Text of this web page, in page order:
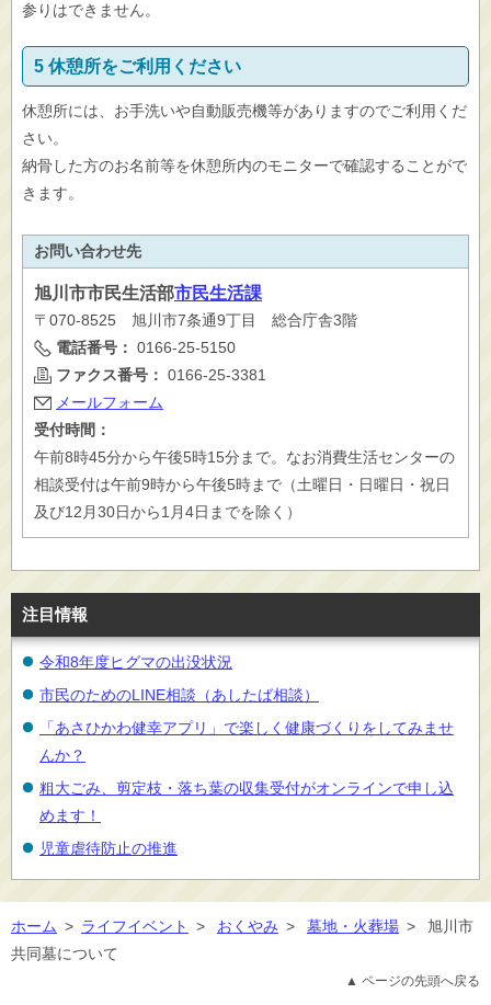
参りはできません。
5 休憩所をご利用ください
休憩所には、お手洗いや自動販売機等がありますのでご利用くだ
さい。
納骨した方のお名前等を休憩所内のモニターで確認することがで
きます。
お問い合わせ先
旭川市市民生活部市民生活課
〒070-8525 旭川市7条通9丁目 総合庁舎3階
電話番号： 0166-25-5150
ファクス番号： 0166-25-3381
メールフォーム
受付時間：
午前8時45分から午後5時15分まで。なお消費生活センターの
相談受付は午前9時から午後5時まで（土曜日・日曜日・祝日
及び12月30日から1月4日までを除く）
注目情報
令和8年度ヒグマの出没状況
市民のためのLINE相談（あしたば相談）
「あさひかわ健幸アプリ」で楽しく健康づくりをしてみませ
んか？
粗大ごみ、剪定枝・落ち葉の収集受付がオンラインで申し込
めます！
児童虐待防止の推進
ホーム > ライフイベント > おくやみ > 墓地・火葬場 >
旭川市
共同墓について
▲ ページの先頭へ戻る